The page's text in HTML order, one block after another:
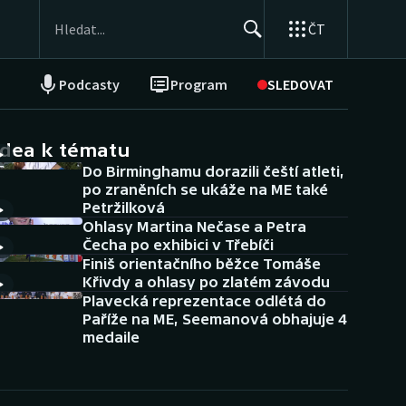
ČT
Podcasty Program SLEDOVAT
NEPŘEHLÉDNĚTE
Historické návraty
Aplikace ČT sport
AZ kvíz
k tématu
Do Birminghamu dorazili čeští atleti,
po zraněních se ukáže na ME také
Petržilková
Ohlasy Martina Nečase a Petra
Čecha po exhibici v Třebíči
Finiš orientačního běžce Tomáše
Křivdy a ohlasy po zlatém závodu
Plavecká reprezentace odlétá do
Paříže na ME, Seemanová obhajuje 4
medaile